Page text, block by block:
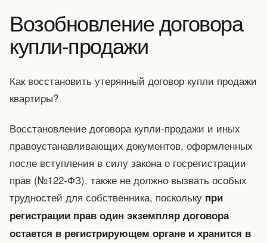
Возобновление договора
купли-продажи
Как восстановить утерянный договор купли продажи
квартиры?
Восстановление договора купли-продажи и иных
правоустанавливающих документов, оформленных
после вступления в силу закона о госрегистрации
прав (№122-ФЗ), также не должно вызвать особых
трудностей для собственника, поскольку при
регистрации прав один экземпляр договора
остается в регистрирующем органе и хранится в